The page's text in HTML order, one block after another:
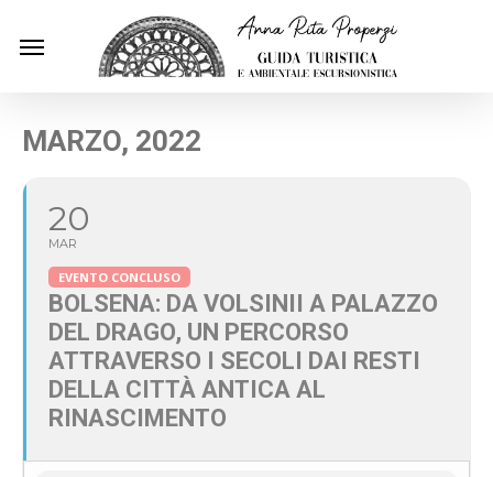
Menu
MARZO, 2022
20
MAR
EVENTO CONCLUSO
BOLSENA: DA VOLSINII A PALAZZO
DEL DRAGO, UN PERCORSO
ATTRAVERSO I SECOLI DAI RESTI
DELLA CITTÀ ANTICA AL
RINASCIMENTO